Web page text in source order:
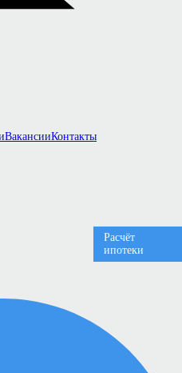
ВакансииКонтакты
Расчёт
ипотеки